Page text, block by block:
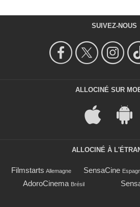
SUIVEZ-NOUS
ALLOCINÉ SUR
ALLOCINÉ À
Filmstarts Allemagne SensaCine
AdoroCinema Brésil